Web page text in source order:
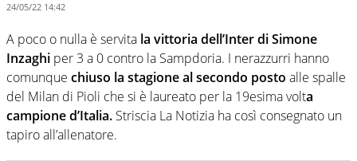
24/05/22 14:42
A poco o nulla è servita la vittoria dell’Inter di Simone
Inzaghi per 3 a 0 contro la Sampdoria. I nerazzurri hanno
comunque chiuso la stagione al secondo posto alle spalle
del Milan di Pioli che si è laureato per la 19esima volta
campione d’Italia. Striscia La Notizia ha così consegnato un
tapiro all’allenatore.